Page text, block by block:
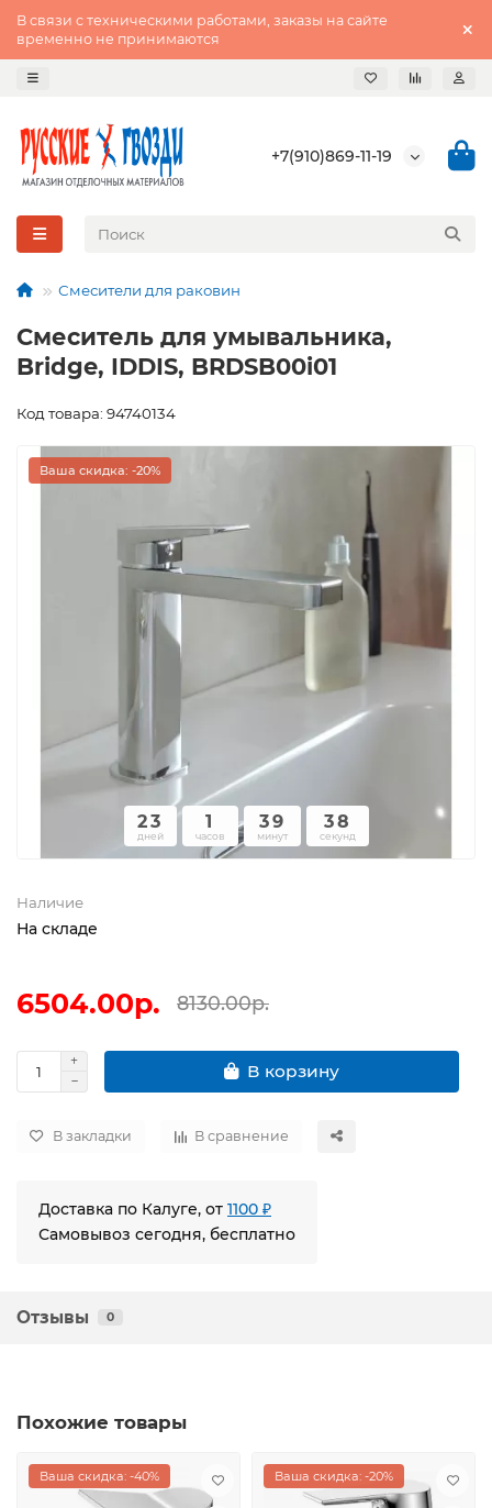
В связи с техническими работами, заказы на сайте
временно не принимаются
+7(910)869-11-19
Смесители для раковин
Смеситель для умывальника,
Bridge, IDDIS, BRDSB00i01
Код товара: 94740134
Ваша скидка: -20%
23
дней
1
часов
39
минут
38
секунд
Наличие
На складе
6504.00р. 8130.00р.
В корзину
В закладки В сравнение
Доставка по Калуге, от 1100 ₽
Самовывоз сегодня, бесплатно
Отзывы 0
Похожие товары
Ваша скидка: -40% Ваша скидка: -20%